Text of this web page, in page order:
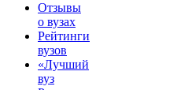
Отзывы
о вузах
Рейтинги
вузов
«Лучший
вуз